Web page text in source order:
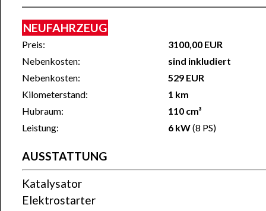
NEUFAHRZEUG
Preis:
3100,00 EUR
Nebenkosten:
sind inkludiert
Nebenkosten:
529 EUR
Kilometerstand:
1 km
Hubraum:
110 cm³
Leistung:
6 kW(8 PS)
AUSSTATTUNG
Katalysator
Elektrostarter